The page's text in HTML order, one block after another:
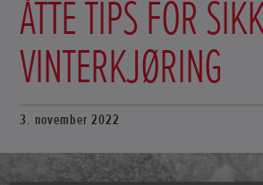
ÅTTE TIPS FOR
VINTERKJØRING
3. november 2022